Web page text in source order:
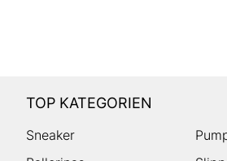
TOP KATEGORIEN
Sneaker